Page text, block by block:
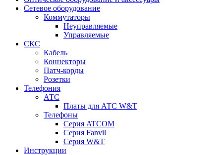
Сетевое оборудование
Коммутаторы
Неуправляемые
Управляемые
СКС
Кабель
Коннекторы
Патч-корды
Розетки
Телефония
АТС
Платы для АТС W&T
Телефоны
Серия ATCOM
Серия Fanvil
Серия W&T
Инструкции